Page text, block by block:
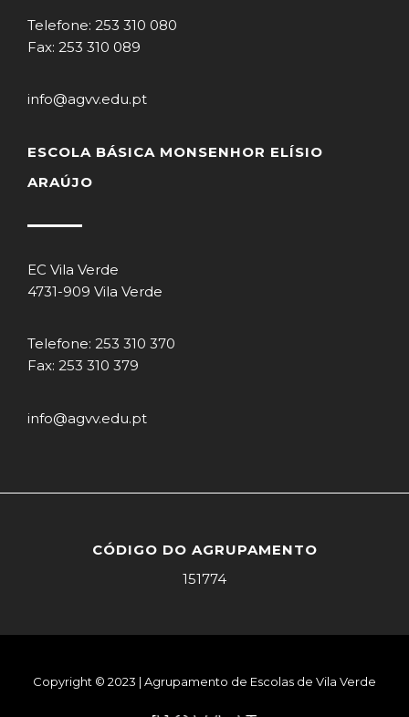
Telefone: 253 310 080
Fax: 253 310 089
info@agvv.edu.pt
ESCOLA BÁSICA MONSENHOR ELÍSIO
ARAÚJO
EC Vila Verde
4731-909 Vila Verde
Telefone: 253 310 370
Fax: 253 310 379
info@agvv.edu.pt
CÓDIGO DO AGRUPAMENTO
151774
Copyright © 2023 | Agrupamento de Escolas de Vila Verde